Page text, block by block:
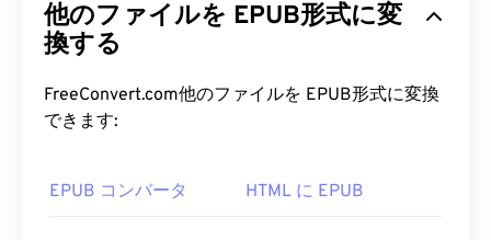
他のファイルを EPUB形式に変
換する
FreeConvert.com他のファイルを EPUB形式に変換
できます:
EPUB コンバータ HTML に EPUB